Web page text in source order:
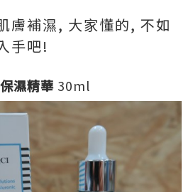
膚補濕, 大家懂的, 不如
手吧!
濕精華 30ml